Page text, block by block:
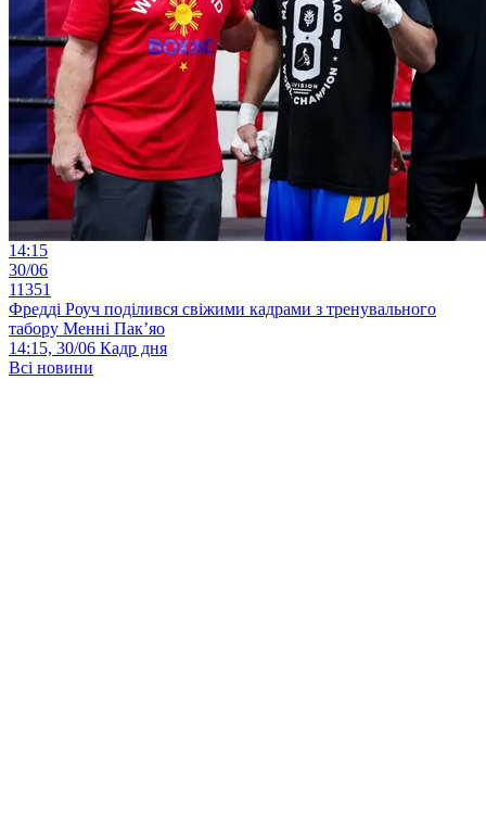
14:15
30/06
11351
Фредді Роуч поділився свіжими кадрами з тренувального
табору Менні Пак’яо
14:15, 30/06 Кадр дня
Всі новини